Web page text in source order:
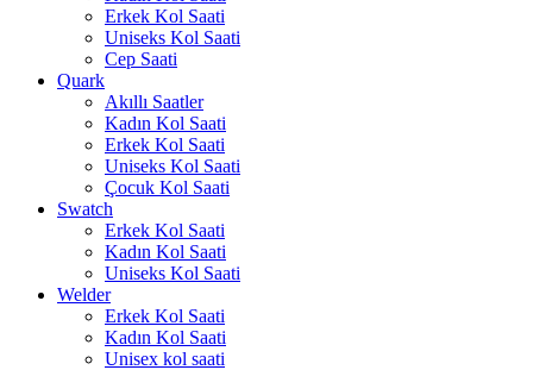
Erkek Kol Saati
Uniseks Kol Saati
Cep Saati
Quark
Akıllı Saatler
Kadın Kol Saati
Erkek Kol Saati
Uniseks Kol Saati
Çocuk Kol Saati
Swatch
Erkek Kol Saati
Kadın Kol Saati
Uniseks Kol Saati
Welder
Erkek Kol Saati
Kadın Kol Saati
Unisex kol saati